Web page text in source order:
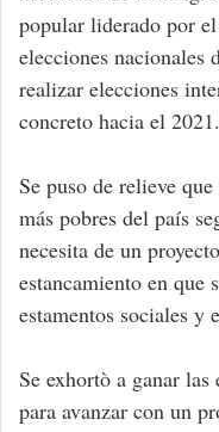
popular liderado por
elecciones
realizar elecciones
concreto hacia el 2021.
Se puso de relieve
más pobres del país
necesita de un
estancamiento en que
estamentos sociales y
Se exhortò a ganar
para avanzar con un